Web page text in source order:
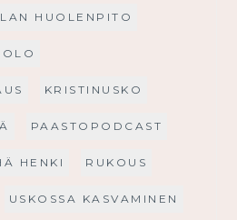
HUOLENPITO
KRISTINUSKO
PAASTOPODCAST
HENKI RUKOUS
USKOSSA KASVAMINEN